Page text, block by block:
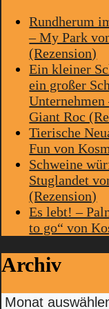
Rundherum
– My Park
(Rezension)
Ein kleiner
ein großer
Giant Roc
Tierische
Fun von
Schweine
Stuglandet
(Rezension)
Es lebt! –
to go“ von
Archiv
Archiv